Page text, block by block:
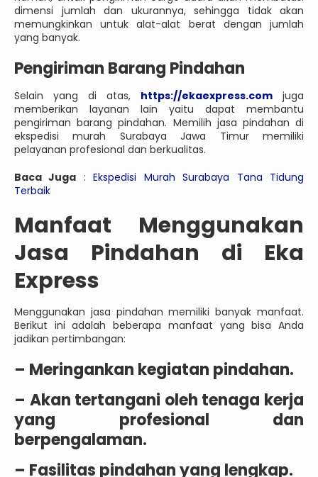
dimensi jumlah dan ukurannya, sehingga tidak akan
memungkinkan untuk alat-alat berat dengan jumlah
yang banyak.
Pengiriman Barang Pindahan
Selain yang di atas, https://ekaexpress.com juga
memberikan layanan lain yaitu dapat membantu
pengiriman barang pindahan. Memilih jasa pindahan di
ekspedisi murah Surabaya Jawa Timur memiliki
pelayanan profesional dan berkualitas.
Baca Juga :Ekspedisi Murah Surabaya Tana Tidung
Terbaik
Manfaat Menggunakan
Jasa Pindahan di Eka
Express
Menggunakan jasa pindahan memiliki banyak manfaat.
Berikut ini adalah beberapa manfaat yang bisa Anda
jadikan pertimbangan:
– Meringankan kegiatan pindahan.
– Akan tertangani oleh tenaga kerja
yang profesional dan
berpengalaman.
– Fasilitas pindahan yang lengkap.